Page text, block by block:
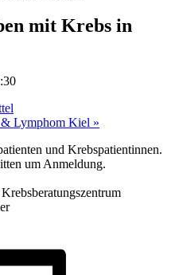
mit Krebs in
& Lymphom Kiel »
und Krebspatientinnen.
um Anmeldung.
Krebsberatungszentrum